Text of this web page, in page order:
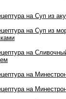
на Суп из
на Суп из
на
на
на